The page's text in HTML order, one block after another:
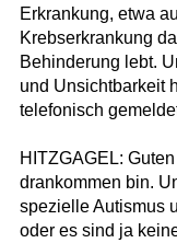
Erkrankung, etwa
Krebserkrankung
Behinderung lebt.
und Unsichtbarkeit
telefonisch
HITZGAGEL:
drankommen bin.
spezielle Autismus
oder es sind ja